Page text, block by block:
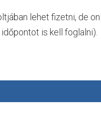
lehet fizetni, de
is kell foglalni).